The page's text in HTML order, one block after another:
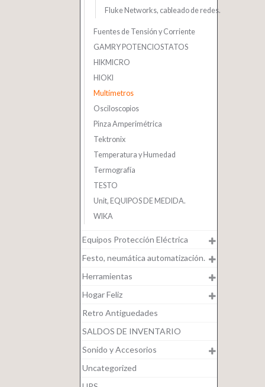
Fluke Networks, cableado de redes.
Fuentes de Tensión y Corriente
GAMRY POTENCIOSTATOS
HIKMICRO
HIOKI
Multímetros
Osciloscopios
Pinza Amperimétrica
Tektronix
Temperatura y Humedad
Termografía
TESTO
Unit, EQUIPOS DE MEDIDA.
WIKA
Equipos Protección Eléctrica
Festo, neumática automatización.
Herramientas
Hogar Feliz
Retro Antiguedades
SALDOS DE INVENTARIO
Sonido y Accesorios
Uncategorized